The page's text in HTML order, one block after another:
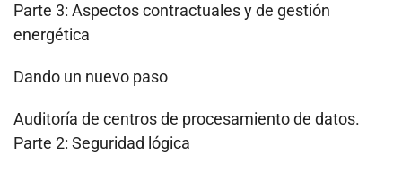
Parte 3: Aspectos contractuales y de gestión
energética
Dando un nuevo paso
Auditoría de centros de procesamiento de datos.
Parte 2: Seguridad lógica